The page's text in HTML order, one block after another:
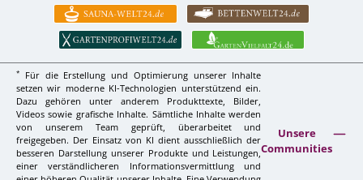
*
Für die Erstellung und Optimierung unserer Inhalte
setzen wir moderne KI-Technologien unterstützend ein.
Dazu gehören unter anderem Produkttexte, Bilder,
Videos sowie grafische Inhalte. Sämtliche Inhalte werden
von unserem Team geprüft, überarbeitet und
freigegeben. Der Einsatz von KI dient ausschließlich der
besseren Darstellung unserer Produkte und Leistungen,
einer verständlicheren Informationsvermittlung und
Unsere
Communities